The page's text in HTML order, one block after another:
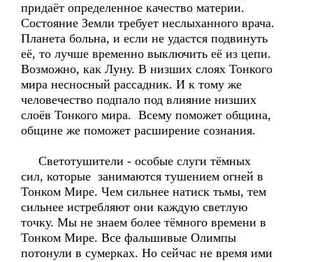
придаёт определенное качество материи.
Состояние Земли требует неслыханного врача.
Планета больна, и если не удастся подвинуть
её, то лучше временно выключить её из цепи.
Возможно, как Луну. В низших слоях Тонкого
мира несносный рассадник. И к тому же
человечество подпало под влияние низших
слоёв Тонкого мира. Всему поможет община,
общине же поможет расширение сознания.
Светотушители - особые слуги тёмных
сил, которые занимаются тушением огней в
Тонком Мире. Чем сильнее натиск тьмы, тем
сильнее истребляют они каждую светлую
точку. Мы не знаем более тёмного времени в
Тонком Мире. Все фальшивые Олимпы
потонули в сумерках. Но сейчас не время ими